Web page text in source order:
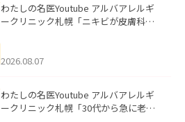
わたしの名医Youtube アルバアレルギ
ークリニック札幌「ニキビが皮膚科で
ました。
2026.08.07
わたしの名医Youtube アルバアレルギ
ークリニック札幌「30代から急に老け